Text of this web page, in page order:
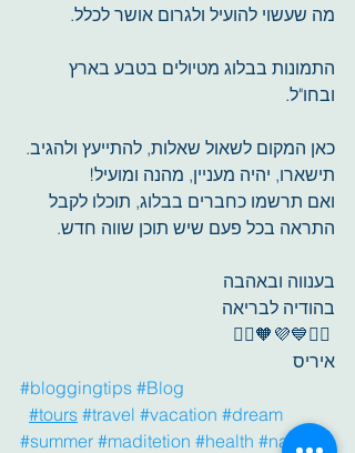
מה שעשוי להועיל ולגרום אושר לכלל.
התמונות בבלוג מטיולים בטבע בארץ
ובחו"ל.
כאן המקום לשאול שאלות, להתייעץ ולהגיב.
תישארו, יהיה מעניין, מהנה ומועיל!
ואם תרשמו כחברים בבלוג, תוכלו לקבל
התראה בכל פעם שיש תוכן שווה חדש.
בענווה ובאהבה
בהודיה לבריאה
איריס
#bloggingtips #Blog
#tours #travel #vacation #dream
#summer #maditetion #health #nature